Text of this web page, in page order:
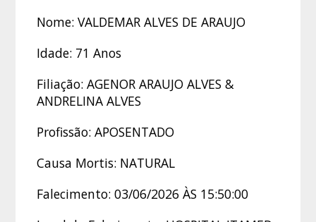
Nome: VALDEMAR ALVES DE ARAUJO
Idade: 71 Anos
Filiação: AGENOR ARAUJO ALVES &
ANDRELINA ALVES
Profissão: APOSENTADO
Causa Mortis: NATURAL
Falecimento: 03/06/2026 ÀS 15:50:00